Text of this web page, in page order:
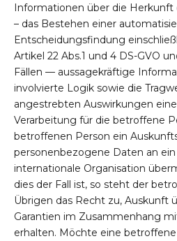
Informationen über die Herkunft
– das Bestehen einer
Entscheidungsfindung
Artikel 22 Abs.1 und 4 DS-GVO
Fällen — aussagekräftige
involvierte Logik sowie die
angestrebten Auswirkungen
Verarbeitung für die betroffene
betroffenen Person ein
personenbezogene Daten an
internationale Organisation
dies der Fall ist, so steht der
Übrigen das Recht zu, Auskunft
Garantien im Zusammenhang
erhalten. Möchte eine